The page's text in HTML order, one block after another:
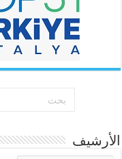
الأرشيف